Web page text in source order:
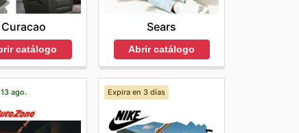
Curacao
catálogo
Sears
Abrir catálogo
ago. Expira en 3 días